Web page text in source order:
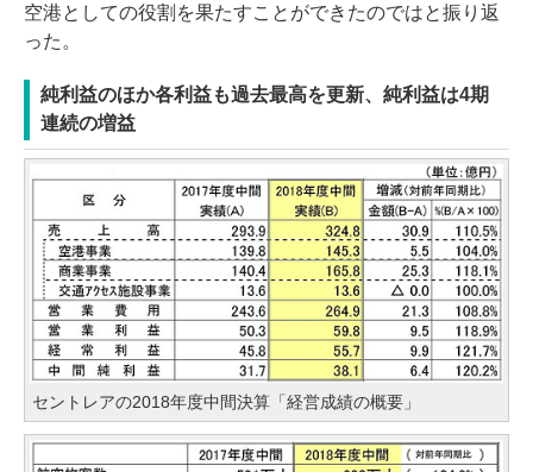
空港としての役割を果たすことができたのではと振り返
った。
純利益のほか各利益も過去最高を更新、純利益は4期
連続の増益
セントレアの2018年度中間決算「経営成績の概要」